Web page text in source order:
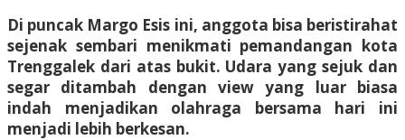
Di puncak Margo Esis ini, anggota bisa beristirahat
sejenak sembari menikmati pemandangan kota
Trenggalek dari atas bukit. Udara yang sejuk dan
segar ditambah dengan view yang luar biasa
indah menjadikan olahraga bersama hari ini
menjadi lebih berkesan.